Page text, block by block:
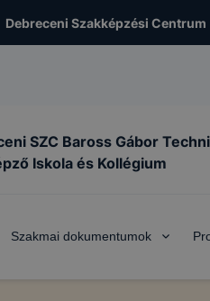
Debreceni Szakképzési Centrum
SZC Baross Gábor
Iskola és Kollégium
Szakmai dokumentumok